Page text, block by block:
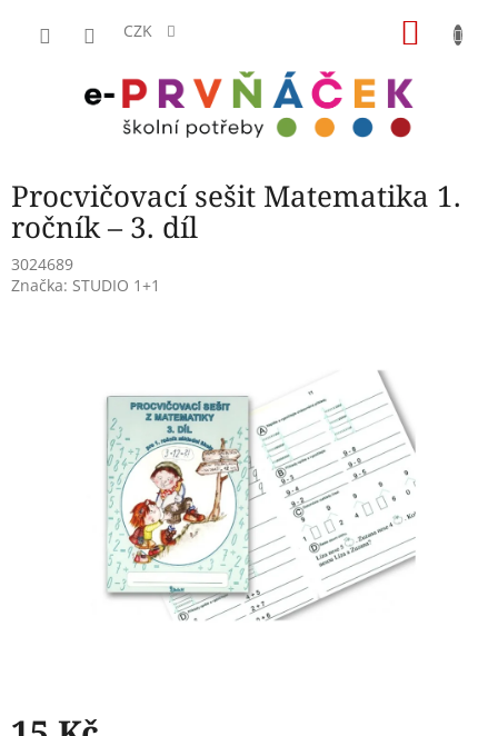
CZK
Procvičovací sešit Matematika 1.
ročník – 3. díl
3024689
Značka: STUDIO 1+1